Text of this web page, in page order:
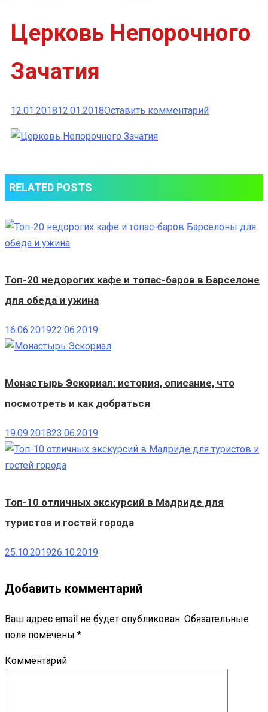
Церковь Непорочного
Зачатия
12.01.201812.01.2018Оставить комментарийк
RELATED POSTS
Топ-20 недорогих кафе и топас-баров в Барселоне
для обеда и ужина
16.06.201922.06.2019
Монастырь Эскориал: история, описание, что
посмотреть и как добраться
19.09.201823.06.2019
Топ-10 отличных экскурсий в Мадриде для
туристов и гостей города
25.10.201926.10.2019
Добавить комментарий
Ваш адрес email не будет опубликован. Обязательные
поля помечены *
Комментарий